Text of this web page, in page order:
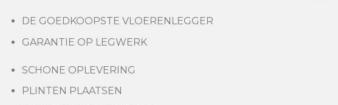
DE GOEDKOOPSTE VLOERENLEGGER
GARANTIE OP LEGWERK
SCHONE OPLEVERING
PLINTEN PLAATSEN